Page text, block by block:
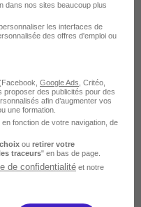
Courte
dans nos sites beaucoup plus
les interfaces de
des offres d'emploi ou
Google Ads , Critéo,
proposer des publicités pour des
afin d’augmenter vos
une formation.
fonction de votre navigation, de
ou retirer votre
traceurs" en bas de page.
de confidentialité et notre